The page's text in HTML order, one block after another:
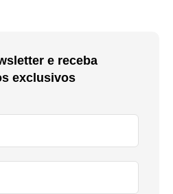
e receba
exclusivos